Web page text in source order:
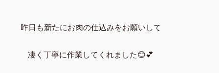
昨日も新たにお肉の仕込みをお願いして
凄く丁寧に作業してくれました😊💕